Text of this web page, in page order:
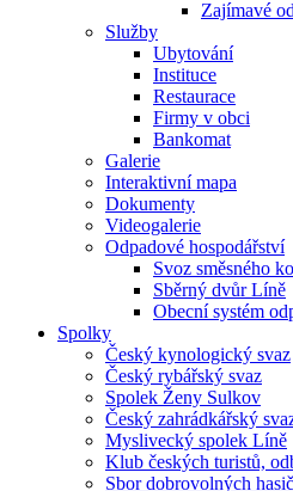
Zajímavé
Služby
Ubytování
Instituce
Restaurace
Firmy v obci
Bankomat
Galerie
Interaktivní mapa
Dokumenty
Videogalerie
Odpadové hospodářství
Svoz směsného
Sběrný dvůr Líně
Obecní systém
Spolky
Český kynologický svaz
Český rybářský svaz
Spolek Ženy Sulkov
Český zahrádkářský
Myslivecký spolek Líně
Klub českých turistů,
Sbor dobrovolných